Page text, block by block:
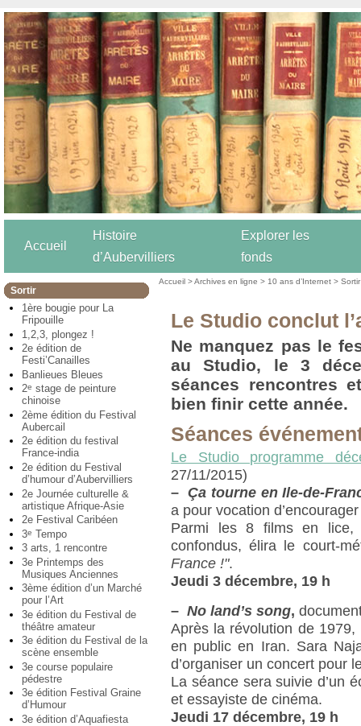
Accueil
Histoire
d’Aubervilliers
Explorer les
fonds
Sortir
1ère bougie pour La
Fripouille
1,2,3, plongez !
2e édition de
Festi’Canailles
Banlieues Bleues
2e stage de peinture
chinoise
2ème édition du Festival
Aubercail
2e édition du festival
France-india
2e édition du Festival
d’humour d’Aubervilliers
2e Journée culturelle &
artistique Afrique-Asie
2e Festival Caribéen
3e Tempo
3 arts, 1 rencontre
3e Printemps des
Musiques Anciennes
3ème édition d’un Marché
pour l’Art
3e édition du Festival de
théâtre amateur
3e édition du Festival de la
scène ensemble
3e course populaire
pédestre
3e édition Festival Graine
d’Humour
3e édition d’Aquafiesta
Accueil >Archives en ligne > 10 ans d’Internet >Sortir
Le Studio conclut
Ne manquez pas le
au Studio, le 3
séances rencontres
bien finir cette année.
Séances
Le Studio programme
27/11/2015)
– Ça tourne en Ile-de-
a pour vocation
Parmi les 8 films en lice,
confondus, élira le court-
France !".
Jeudi 3 décembre, 19 h
– No land’s song,
Après la révolution de 1979,
en public en Iran. Sara
d’organiser un concert pour
La séance sera suivie d’un
et essayiste de cinéma.
Jeudi 17 décembre, 19 h